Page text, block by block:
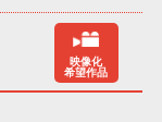
映像化
希望作品